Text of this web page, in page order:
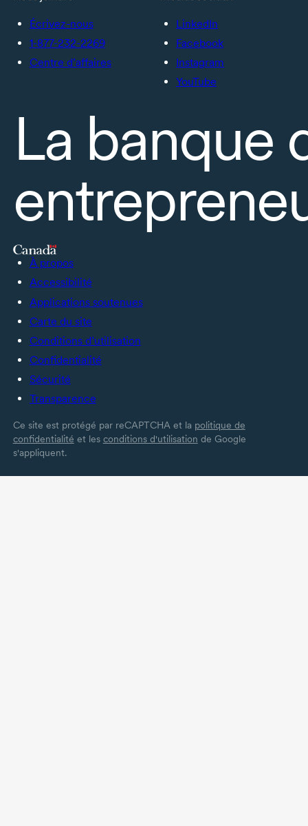
Écrivez-nous
1-877-232-2269
Centre d’affaires
LinkedIn
Facebook
Instagram
YouTube
La banque
À propos
Accessibilité
Applications soutenues
Carte du site
Conditions d’utilisation
Confidentialité
Sécurité
Transparence
Ce site est protégé par reCAPTCHA et la politique de
confidentialité et les conditions d'utilisation de Google
s'appliquent.